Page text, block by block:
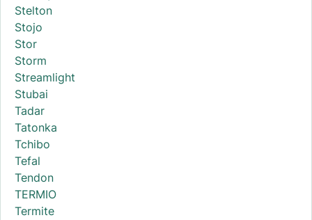
Stelton
Stojo
Stor
Storm
Streamlight
Stubai
Tadar
Tatonka
Tchibo
Tefal
Tendon
TERMIO
Termite